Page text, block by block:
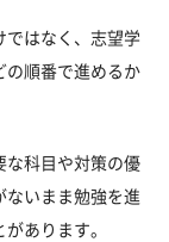
ではなく、志望学
の順番で進めるか
な科目や対策の優
ないまま勉強を進
あります。